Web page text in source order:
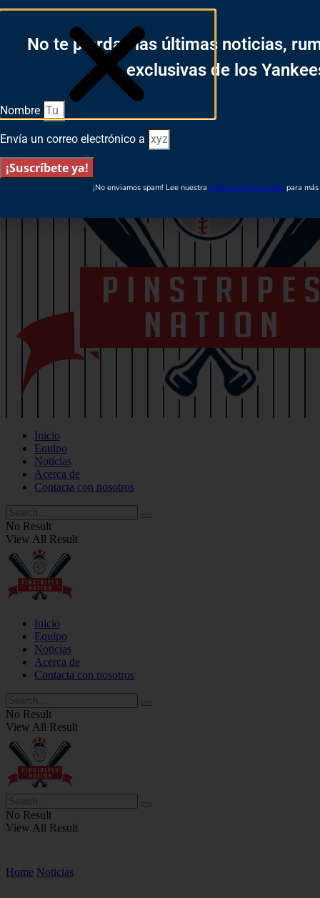
Español
English
Inicio
Equipo
Noticias
Acerca de
Contacta con nosotros
No Result
View All Result
Inicio
Equipo
Noticias
Acerca de
Contacta con nosotros
No Result
View All Result
No Result
View All Result
Home Noticias
No te pierdas las últimas noticias,
exclusivas de los
Nombre
Envía un correo electrónico a
¡Suscríbete ya!
¡No enviamos spam! Lee nuestra política de privacidad para